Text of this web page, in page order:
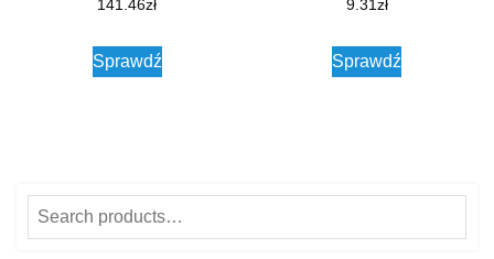
141.46zł
Sprawdź
9.31 zł
Sprawdź
Search
for: